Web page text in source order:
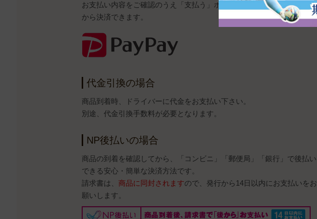
お支払い内容をご確認のうえ「支払う」ボタンを押すと、PayPay残高
から決済できます。
代金引換の場合
商品到着時、ドライバーに代金をお支払い下さい。
別途、代金引換手数料が必要となります。
NP後払いの場合
商品の到着を確認してから、「コンビニ」「郵便局」「銀行」で後払い
できる安心・簡単な決済方法です。
請求書は、 商品に同封されますので、発行から14日以内にお支払いをお
願いします。